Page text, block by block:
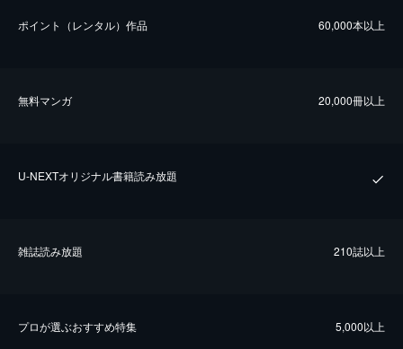
ポイント（レンタル）作品 60,000本以上
無料マンガ 20,000冊以上
U-NEXTオリジナル書籍読み放題
雑誌読み放題 210誌以上
プロが選ぶおすすめ特集 5,000以上